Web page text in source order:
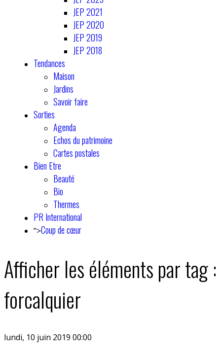
JEP 2021
JEP 2020
JEP 2019
JEP 2018
Tendances
Maison
Jardins
Savoir faire
Sorties
Agenda
Echos du patrimoine
Cartes postales
Bien Etre
Beauté
Bio
Thermes
PR International
">Coup de cœur
Afficher les éléments par tag :
forcalquier
lundi, 10 juin 2019 00:00